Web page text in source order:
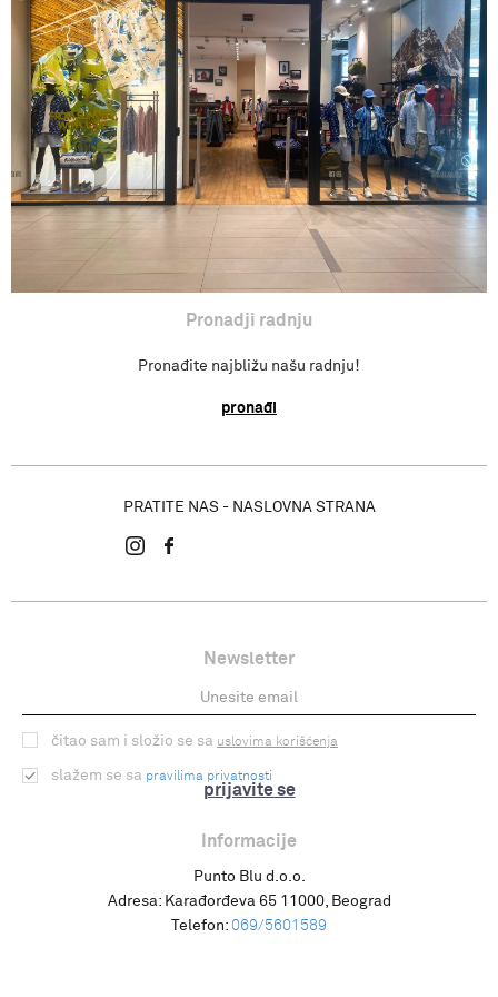
Povraćaj sredstva
Pronađi radnju
Isporuka
Pronadji radnju
Pronađite najbližu našu radnju!
pronađi
PRATITE NAS - NASLOVNA STRANA
Newsletter
prijavite se
čitao sam i složio se sa uslovima korišćenja
slažem se sa pravilima privatnosti
Informacije
Punto Blu d.o.o.
Adresa: Karađorđeva 65 11000, Beograd
Telefon: 069/5601589